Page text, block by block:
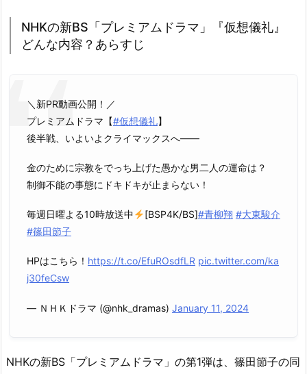
NHKの新BS「プレミアムドラマ」『仮想儀礼』
どんな内容？あらすじ
＼新PR動画公開！／
プレミアムドラマ【#仮想儀礼】
後半戦、いよいよクライマックスへ――
金のために宗教をでっち上げた愚かな男二人の運命は？
制御不能の事態にドキドキが止まらない！
毎週日曜よる10時放送中 [BSP4K/BS]#青柳翔 #大東駿介
#篠田節子
HPはこちら！ https://t.co/EfuROsdfLR pic.twitter.com/ka
j30feCsw
— ＮＨＫドラマ (@nhk_dramas) January 11, 2024
NHKの新BS「プレミアムドラマ」の第1弾は、篠田節子の同